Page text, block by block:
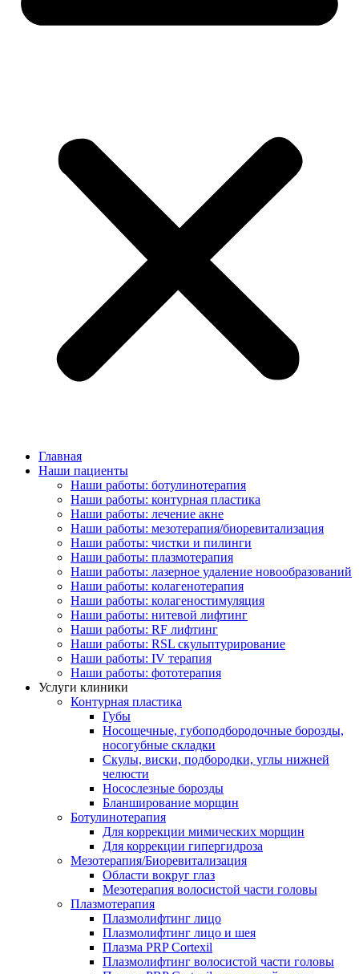
Главная
Наши пациенты
Наши работы: ботулинотерапия
Наши работы: контурная пластика
Наши работы: лечение акне
Наши работы: мезотерапия/биоревитализация
Наши работы: чистки и пилинги
Наши работы: плазмотерапия
Наши работы: лазерное удаление новообразований
Наши работы: колагенотерапия
Наши работы: колагеностимуляция
Наши работы: нитевой лифтинг
Наши работы: RF лифтинг
Наши работы: RSL скульптурирование
Наши работы: IV терапия
Наши работы: фототерапия
Услуги клиники
Контурная пластика
Губы
Носощечные, губоподбородочные борозды,
носогубные складки
Скулы, виски, подбородки, углы нижней
челюсти
Носослезные борозды
Бланширование морщин
Ботулинотерапия
Для коррекции мимических морщин
Для коррекции гипергидроза
Мезотерапия/Биоревитализация
Области вокруг глаз
Мезотерапия волосистой части головы
Плазмотерапия
Плазмолифтинг лицо
Плазмолифтинг лицо и шея
Плазма PRP Cortexil
Плазмолифтинг волосистой части головы